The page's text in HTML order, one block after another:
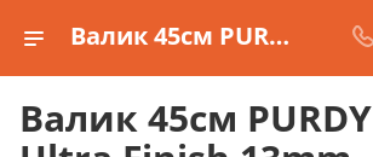
Валик 45см PURDY Ultra Finish 13mm артикул 140678183
Валик 45см PURDY